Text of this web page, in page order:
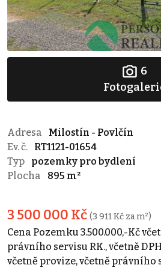
6
Adresa
Milostín - Povlčín
Ev. č.
RT1121-01654
Typ
pozemky pro bydlení
Plocha
895 m²
3 500 000 Kč (3 911 Kč za m²)
Cena Pozemku 3.500.000,-Kč
právního servisu RK., včetně
včetně provize, včetně právního